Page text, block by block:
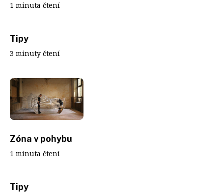
1 minuta čtení
Tipy
3 minuty čtení
Zóna v pohybu
1 minuta čtení
Tipy